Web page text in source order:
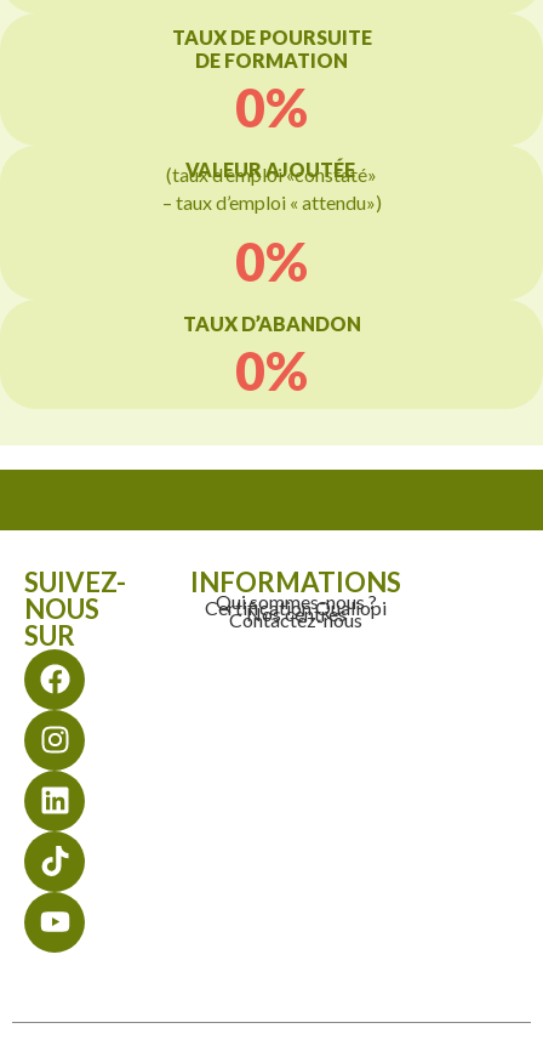
TAUX DE POURSUITE
DE FORMATION
0%
VALEUR AJOUTÉE
(taux d’emploi «constaté»
– taux d’emploi « attendu»)
0%
TAUX D’ABANDON
0%
SUIVEZ-
NOUS
SUR
INFORMATIONS
Qui sommes-nous ?
Certification Qualiopi
Nos centres
Contactez-nous